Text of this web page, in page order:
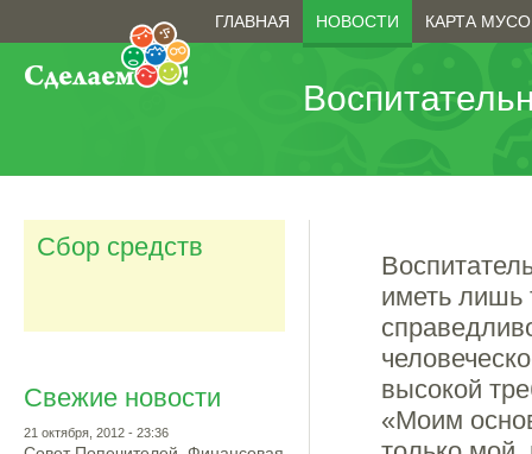
Главное меню
ГЛАВНАЯ НОВОСТИ КАРТА
иметь лишь
высокой
«Моим
Сбор средств
Свежие новости
21 октября, 2012 - 23:36